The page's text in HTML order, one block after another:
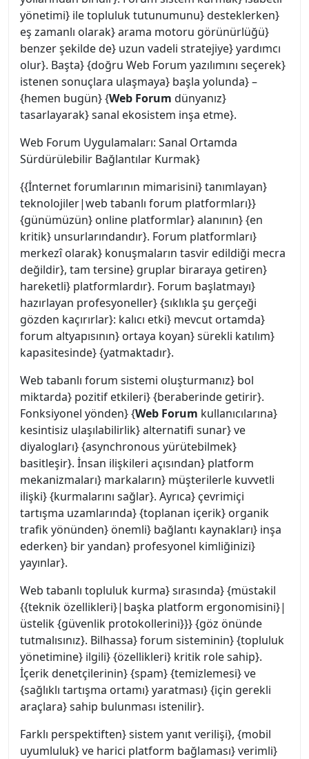
yönetimi} ile topluluk tutunumunu} desteklerken}
eş zamanlı olarak} arama motoru görünürlüğü}
benzer şekilde de} uzun vadeli stratejiye} yardımcı
olur}. Başta} {doğru Web Forum yazılımını seçerek}
istenen sonuçlara ulaşmaya} başla yolunda} –
{hemen bugün} {Web Forum dünyanız}
tasarlayarak} sanal ekosistem inşa etme}.
Web Forum Uygulamaları: Sanal Ortamda
Sürdürülebilir Bağlantılar Kurmak}
{{İnternet forumlarının mimarisini} tanımlayan}
teknolojiler|web tabanlı forum platformları}}
{günümüzün} online platformlar} alanının} {en
kritik} unsurlarındandır}. Forum platformları}
merkezî olarak} konuşmaların tasvir edildiği mecra
değildir}, tam tersine} gruplar biraraya getiren}
hareketli} platformlardır}. Forum başlatmayı}
hazırlayan profesyoneller} {sıklıkla şu gerçeği
gözden kaçırırlar}: kalıcı etki} mevcut ortamda}
forum altyapısının} ortaya koyan} sürekli katılım}
kapasitesinde} {yatmaktadır}.
Web tabanlı forum sistemi oluşturmanız} bol
miktarda} pozitif etkileri} {beraberinde getirir}.
Fonksiyonel yönden} {Web Forum kullanıcılarına}
kesintisiz ulaşılabilirlik} alternatifi sunar} ve
diyalogları} {asynchronous yürütebilmek}
basitleşir}. İnsan ilişkileri açısından} platform
mekanizmaları} markaların} müşterilerle kuvvetli
ilişki} {kurmalarını sağlar}. Ayrıca} çevrimiçi
tartışma uzamlarında} {toplanan içerik} organik
trafik yönünden} önemli} bağlantı kaynakları} inşa
ederken} bir yandan} profesyonel kimliğinizi}
yayınlar}.
Web tabanlı topluluk kurma} sırasında} {müstakil
{{teknik özellikleri}|başka platform ergonomisini}|
üstelik {güvenlik protokollerini}}} {göz önünde
tutmalısınız}. Bilhassa} forum sisteminin} {topluluk
yönetimine} ilgili} {özellikleri} kritik role sahip}.
İçerik denetçilerinin} {spam} {temizlemesi} ve
{sağlıklı tartışma ortamı} yaratması} {için gerekli
araçlara} sahip bulunması istenilir}.
Farklı perspektiften} sistem yanıt verilişi}, {mobil
uyumluluk} ve harici platform bağlaması} verimli}